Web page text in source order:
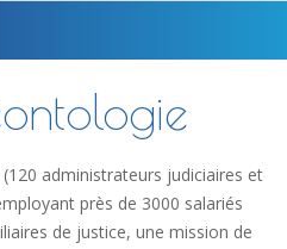
administrateurs judiciaires et
près de 3000 salariés
de justice, une mission de